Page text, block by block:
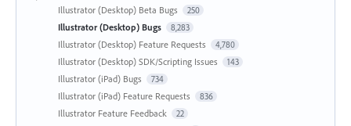
Illustrator (Desktop) Beta Bugs 250
Illustrator (Desktop) Bugs 8,283
Illustrator (Desktop) Feature Requests 4,780
Illustrator (Desktop) SDK/Scripting Issues 143
Illustrator (iPad) Bugs 734
Illustrator (iPad) Feature Requests 836
Illustrator Feature Feedback 22